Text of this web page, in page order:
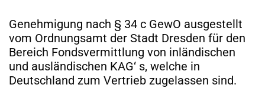
Genehmigung nach § 34 c GewO ausgestellt
vom Ordnungsamt der Stadt Dresden für den
Bereich Fondsvermittlung von inländischen
und ausländischen KAG‘ s, welche in
Deutschland zum Vertrieb zugelassen sind.